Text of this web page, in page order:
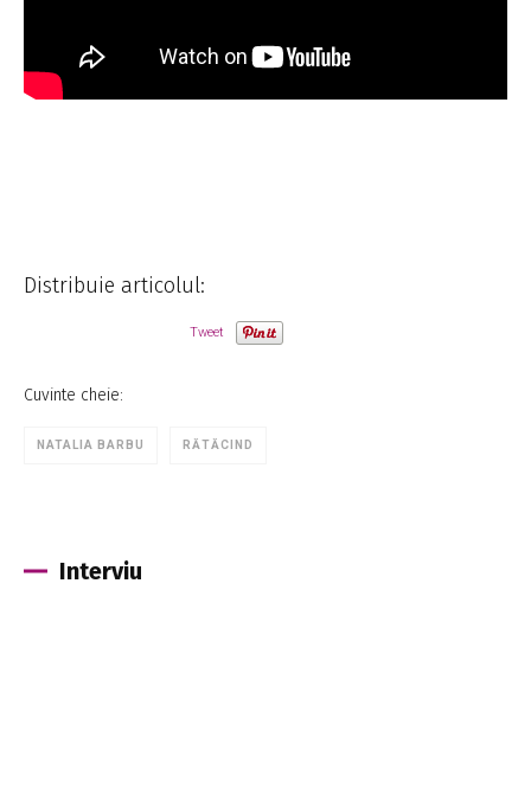
Distribuie articolul:
Tweet
Cuvinte cheie:
NATALIA BARBU RĂTĂCIND
Interviu